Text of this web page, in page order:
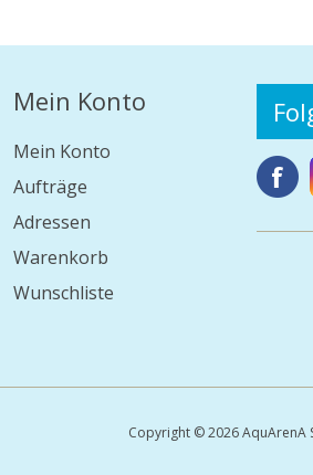
Mein Konto
Mein Konto
Aufträge
Adressen
Warenkorb
Wunschliste
Copyright © 2026 AquArenA